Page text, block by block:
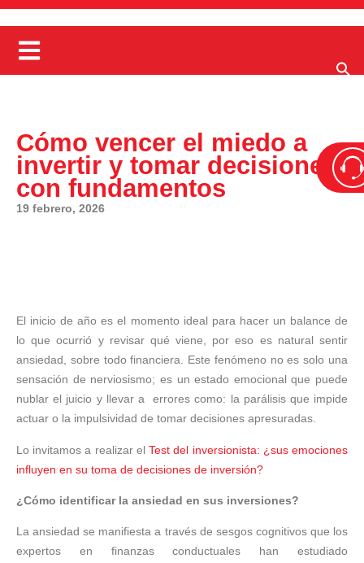
Cómo vencer el miedo a
invertir y tomar decisiones
con fundamentos
19 febrero, 2026
El inicio de año es el momento ideal para hacer un balance de
lo que ocurrió y revisar qué viene, por eso es natural sentir
ansiedad, sobre todo financiera. Este fenómeno no es solo una
sensación de nerviosismo; es un estado emocional que puede
nublar el juicio y llevar a errores como: la parálisis que impide
actuar o la impulsividad de tomar decisiones apresuradas.
Lo invitamos a realizar elTest del inversionista: ¿sus emociones
influyen en su toma de decisiones de inversión?
¿Cómo identificar la ansiedad en sus inversiones?
La ansiedad se manifiesta a través de sesgos cognitivos que los
expertos en finanzas conductuales han estudiado